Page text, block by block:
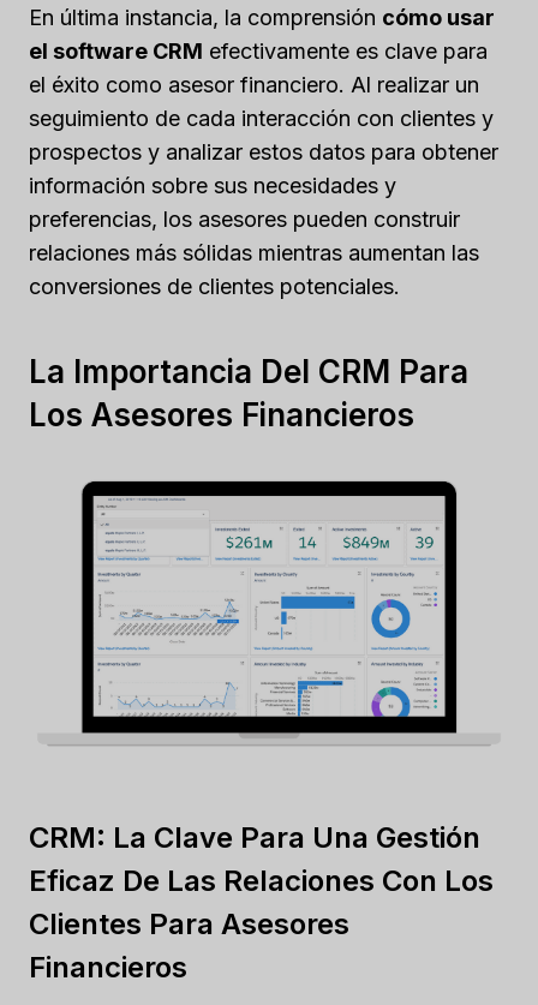
En última instancia, la comprensión cómo usar
el software CRM efectivamente es clave para
el éxito como asesor financiero. Al realizar un
seguimiento de cada interacción con clientes y
prospectos y analizar estos datos para obtener
información sobre sus necesidades y
preferencias, los asesores pueden construir
relaciones más sólidas mientras aumentan las
conversiones de clientes potenciales.
La Importancia Del CRM Para
Los Asesores Financieros
CRM: La Clave Para Una Gestión
Eficaz De Las Relaciones Con Los
Clientes Para Asesores
Financieros